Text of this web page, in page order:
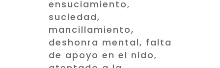
ensuciamiento,
suciedad,
mancillamiento,
deshonra mental, falta
de apoyo en el nido,